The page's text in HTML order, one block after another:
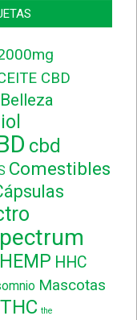
CBD
Belleza
cbd
Comestibles
HEMP HHC
Mascotas
THC the